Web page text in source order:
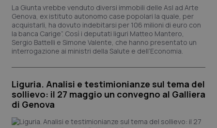
La Giunta vrebbe venduto diversi immobili delle Asl ad Arte
Genova, ex istituto autonomo case popolari la quale, per
acquistarli, ha dovuto indebitarsi per 106 milioni di euro con
la banca Carige”. Così i deputati liguri Matteo Mantero,
Sergio Battelli e Simone Valente, che hanno presentato un
interrogazione ai ministri della Salute e dell’Economia.
Liguria. Analisi e testimionianze sul tema del
sollievo: il 27 maggio un convegno al Galliera
di Genova
Necessari Statistici Marketing
I cookie necessari contribuiscono a rendere fruibile il sito
web abilitandone funzionalità di base quali la navigazione
Nome
Fornitore/Dominio
VISITOR_PRIVACY_METADATA